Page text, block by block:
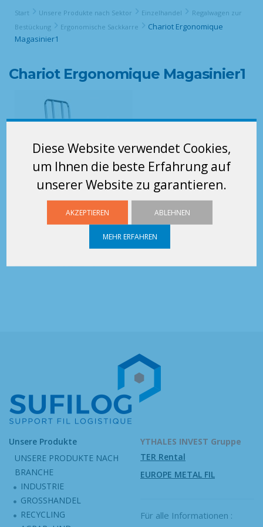
Diese Website verwendet Cookies,
um Ihnen die beste Erfahrung auf
unserer Website zu garantieren.
AKZEPTIEREN ABLEHNEN
MEHR ERFAHREN
Start Unsere Produkte nach Sektor Einzelhandel
Regalwagen zur
Bestückung
Ergonomische Sackkarre
Chariot Ergonomique
Magasinier1
Chariot Ergonomique Magasinier1
Unsere Produkte
UNSERE PRODUKTE NACH
BRANCHE
INDUSTRIE
GROSSHANDEL
RECYCLING
YTHALES INVEST Gruppe
TER Rental
EUROPE METAL FIL
Für alle Informationen :